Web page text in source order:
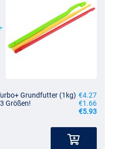
Grundfutter (1kg) €4.27
Größen!
€1.66
€5.93